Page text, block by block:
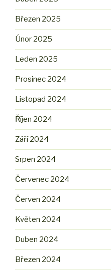
Březen 2025
Únor 2025
Leden 2025
Prosinec 2024
Listopad 2024
Říjen 2024
Září 2024
Srpen 2024
Červenec 2024
Červen 2024
Květen 2024
Duben 2024
Březen 2024